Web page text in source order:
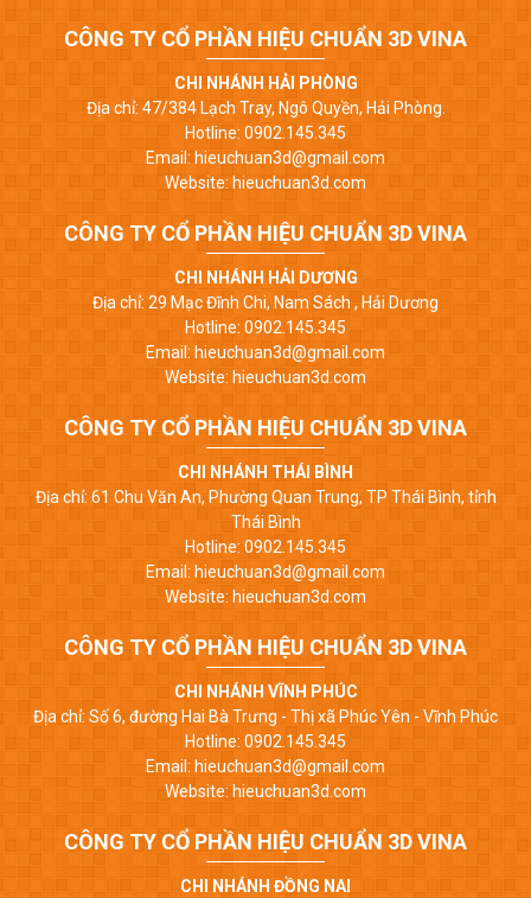
CÔNG TY CỔ PHẦN HIỆU CHUẨN 3D VINA
CHI NHÁNH HẢI PHÒNG
Địa chỉ: 47/384 Lạch Tray, Ngô Quyền, Hải Phòng.
Hotline: 0902.145.345
Email: hieuchuan3d@gmail.com
Website: hieuchuan3d.com
CÔNG TY CỔ PHẦN HIỆU CHUẨN 3D VINA
CHI NHÁNH HẢI DƯƠNG
Địa chỉ: 29 Mạc Đĩnh Chi, Nam Sách , Hải Dương
Hotline: 0902.145.345
Email: hieuchuan3d@gmail.com
Website: hieuchuan3d.com
CÔNG TY CỔ PHẦN HIỆU CHUẨN 3D VINA
CHI NHÁNH THÁI BÌNH
Địa chỉ: 61 Chu Văn An, Phường Quan Trung, TP Thái Bình, tỉnh
Thái Bình
Hotline: 0902.145.345
Email: hieuchuan3d@gmail.com
Website: hieuchuan3d.com
CÔNG TY CỔ PHẦN HIỆU CHUẨN 3D VINA
CHI NHÁNH VĨNH PHÚC
Địa chỉ: Số 6, đường Hai Bà Trưng - Thị xã Phúc Yên - Vĩnh Phúc
Hotline: 0902.145.345
Email: hieuchuan3d@gmail.com
Website: hieuchuan3d.com
CÔNG TY CỔ PHẦN HIỆU CHUẨN 3D VINA
CHI NHÁNH ĐỒNG NAI